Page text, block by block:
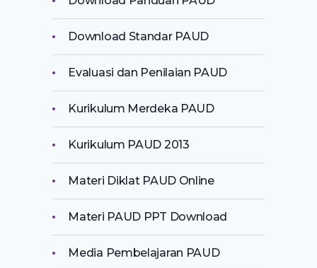
Download Standar PAUD
Evaluasi dan Penilaian PAUD
Kurikulum Merdeka PAUD
Kurikulum PAUD 2013
Materi Diklat PAUD Online
Materi PAUD PPT Download
Media Pembelajaran PAUD